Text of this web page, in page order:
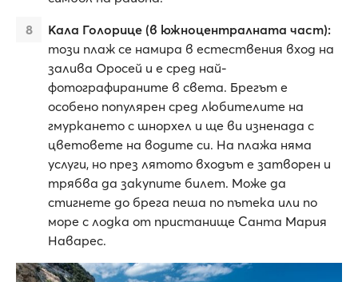
Кала Голорице (в южноцентралната част):
този плаж се намира в естествения вход на
залива Оросей и е сред най-
фотографираните в света. Брегът е
особено популярен сред любителите на
гмуркането с шнорхел и ще ви изненада с
цветовете на водите си. На плажа няма
услуги, но през лятото входът е затворен и
трябва да закупите билет. Може да
стигнете до брега пеша по пътека или по
море с лодка от пристанище Санта Мария
Наварес.